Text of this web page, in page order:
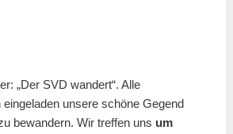
„Der SVD wandert“. Alle
unsere schöne Gegend
bewandern. Wir treffen uns um